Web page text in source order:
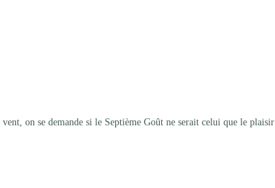
on se demande si le Septième Goût ne serait celui que le plaisir